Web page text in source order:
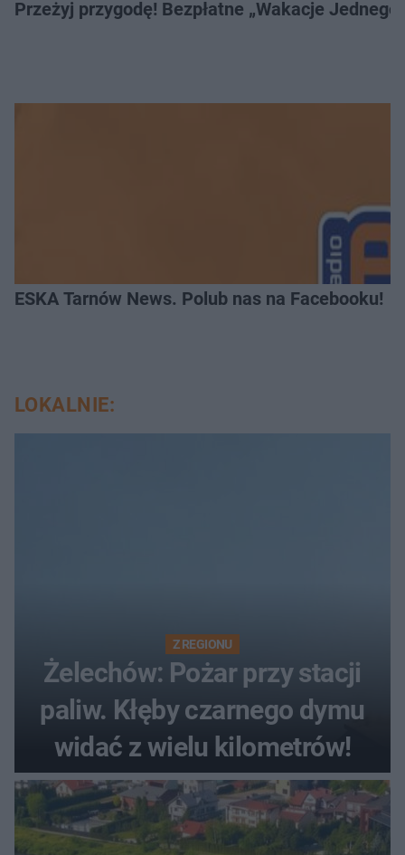
Przeżyj przygodę! Bezpłatne „Wakacje
ESKA Tarnów News. Polub nas na Facebooku!
LOKALNIE:
Z REGIONU
Żelechów: Pożar przy stacji
paliw. Kłęby czarnego dymu
widać z wielu kilometrów!